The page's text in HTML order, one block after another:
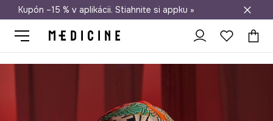
Doprava zadarmo od 50 €
Kupón –15 % v aplikácii. Stiahnite si appku »